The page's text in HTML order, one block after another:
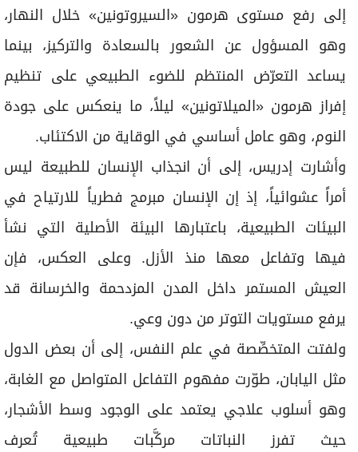
إلى رفع مستوى هرمون «السيروتونين» خلال النهار،
وهو المسؤول عن الشعور بالسعادة والتركيز، بينما
يساعد التعرّض المنتظم للضوء الطبيعي على تنظيم
إفراز هرمون «الميلاتونين» ليلاً، ما ينعكس على جودة
النوم، وهو عامل أساسي في الوقاية من الاكتئاب.
وأشارت إدريس، إلى أن انجذاب الإنسان للطبيعة ليس
أمراً عشوائياً، إذ إن الإنسان مبرمج فطرياً للارتياح في
البيئات الطبيعية، باعتبارها البيئة الأصلية التي نشأ
فيها وتفاعل معها منذ الأزل. وعلى العكس، فإن
العيش المستمر داخل المدن المزدحمة والخرسانة قد
يرفع مستويات التوتر من دون وعي.
ولفتت المتخصِّصة في علم النفس، إلى أن بعض الدول
مثل اليابان، طوّرت مفهوم التفاعل المتواصل مع الغابة،
وهو أسلوب علاجي يعتمد على الوجود وسط الأشجار،
حيث تفرز النباتات مركَّبات طبيعية تُعرف